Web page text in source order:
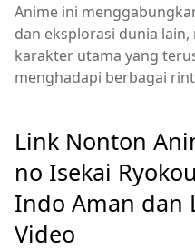
Anime ini
dan eksplorasi dunia
karakter utama yang
menghadapi berbagai
Link Nonton
no Isekai
Indo Aman dan
Video